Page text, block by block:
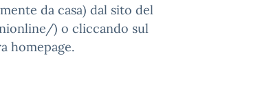
da casa) dal sito del
) o cliccando sul
homepage.